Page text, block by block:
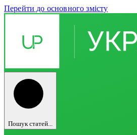
Перейти до основного змісту
Пошук статей...